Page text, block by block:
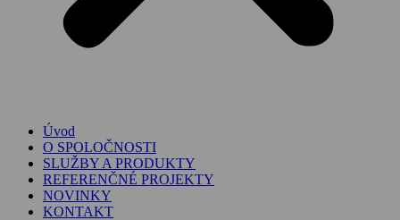
Úvod
O SPOLOČNOSTI
SLUŽBY A PRODUKTY
REFERENČNÉ PROJEKTY
NOVINKY
KONTAKT